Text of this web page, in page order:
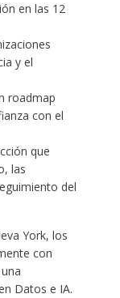
en las 12
y el
roadmap
con el
que
las
del
York, los
con
Datos e IA.